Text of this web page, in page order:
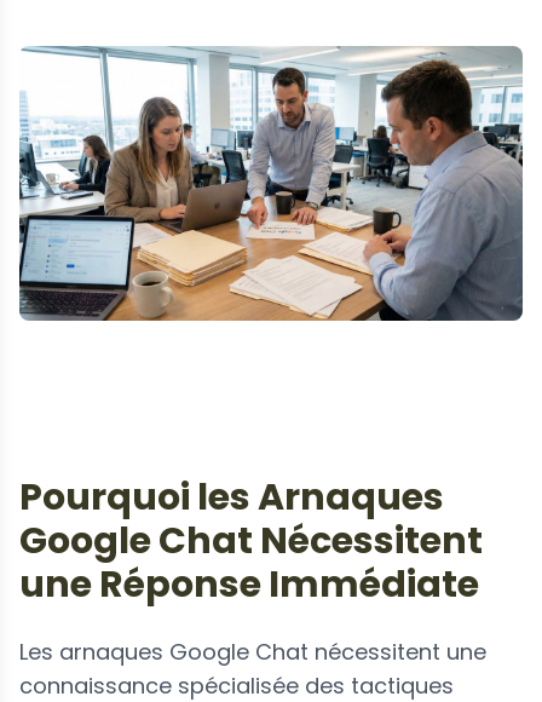
Pourquoi les Arnaques
Google Chat Nécessitent
une Réponse Immédiate
Les arnaques Google Chat nécessitent une
connaissance spécialisée des tactiques